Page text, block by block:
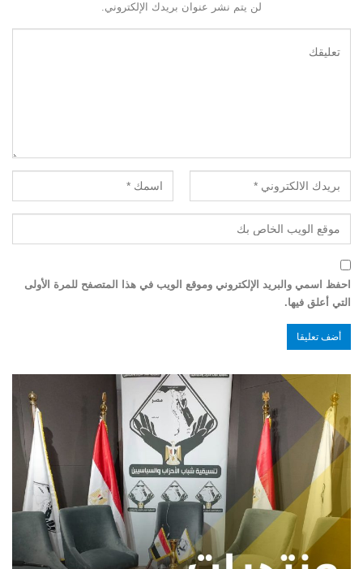
لن يتم نشر عنوان بريدك الإلكتروني.
احفظ اسمي والبريد الإلكتروني وموقع الويب في هذا المتصفح للمرة الأولى
التي أعلق فيها.